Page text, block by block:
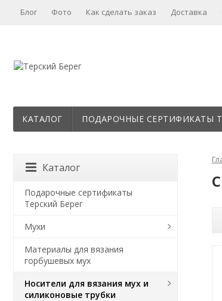
Блог Фото Как сделать заказ Доставка
КАТАЛОГ ПОДАРОЧНЫЕ СЕРТИФИКАТЫ
Каталог
Подарочные сертификаты
Терский Берег
Мухи
Материалы для вязания
горбушевых мух
Носители для вязания мух и
силиконовые трубки